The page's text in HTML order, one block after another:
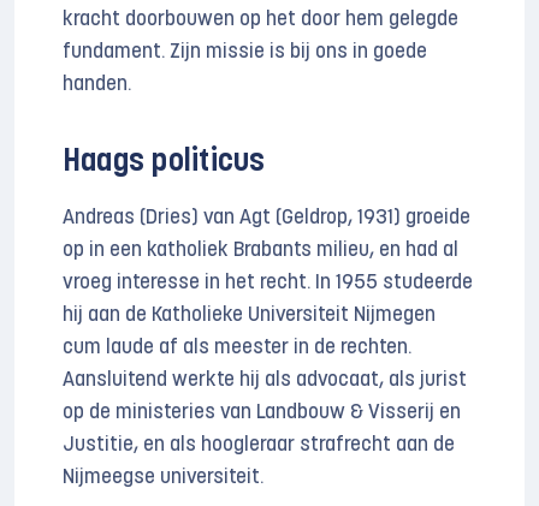
kracht doorbouwen op het door hem gelegde
fundament. Zijn missie is bij ons in goede
handen.
Haags politicus
Andreas (Dries) van Agt (Geldrop, 1931) groeide
op in een katholiek Brabants milieu, en had al
vroeg interesse in het recht. In 1955 studeerde
hij aan de Katholieke Universiteit Nijmegen
cum laude af als meester in de rechten.
Aansluitend werkte hij als advocaat, als jurist
op de ministeries van Landbouw & Visserij en
Justitie, en als hoogleraar strafrecht aan de
Nijmeegse universiteit.